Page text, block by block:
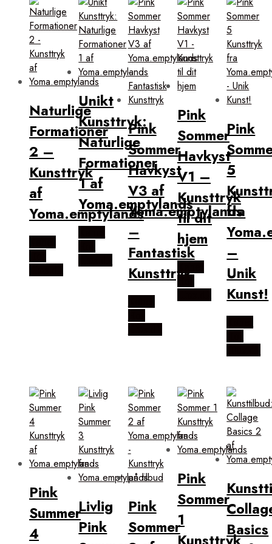
Naturlige
Formationer
2 –
Kunsttryk
af
Yoma.emptylands
Unikt
Kunsttryk:
Naturlige
Formationer
1 af
Yoma.emptylands
Pink
Sommer
Havkyst
V3 af
Yoma.emptylands
–
Fantastisk
Kunsttryk
Pink
Sommer
Havkyst
V1 –
Kunsttryk
til dit
hjem
Pink
5
fra
–
Unik
Kunst!
Pink
Summer
4
Livlig
Pink
Pink
Sommer
Pink
Sommer
1
Basics